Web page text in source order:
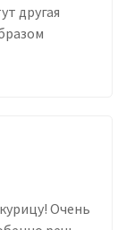
другая
Очень